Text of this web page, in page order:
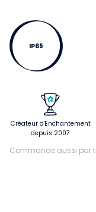
IP65
Créateur d'Enchantement
depuis 2007
Commande aussi par